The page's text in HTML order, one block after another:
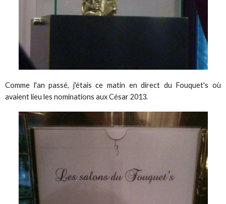
Comme l'an passé, j'étais ce matin en direct du Fouquet's où
avaient lieu les nominations aux César 2013.